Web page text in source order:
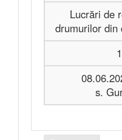
Lucrări de
drumurilor din
s.